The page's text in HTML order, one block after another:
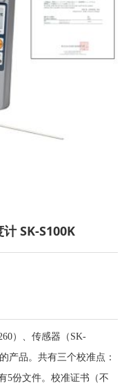
SK-S100K
）、传感器（SK-
产品。共有三个校准点：
5份文件。校准证书（不